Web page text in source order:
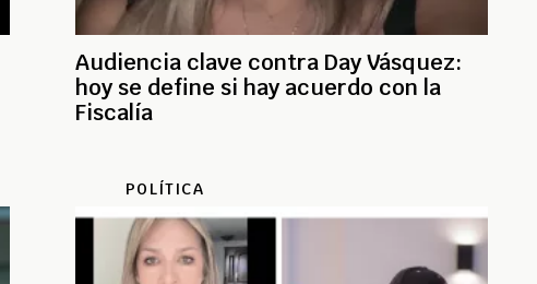
Audiencia clave contra Day Vásquez:
hoy se define si hay acuerdo con la
Fiscalía
POLÍTICA